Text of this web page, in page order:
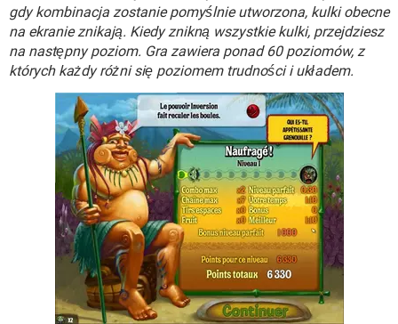
WINDOWS 10
gdy kombinacja zostanie pomyślnie utworzona, kulki obecne
na ekranie znikają. Kiedy znikną wszystkie kulki, przejdziesz
na następny poziom. Gra zawiera ponad 60 poziomów, z
których każdy różni się poziomem trudności i układem.